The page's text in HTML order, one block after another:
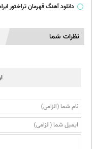
دانلود آهنگ قهرمان تراختور
نظرات شما